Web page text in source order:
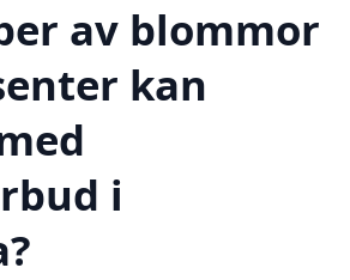
av blommor
kan
i